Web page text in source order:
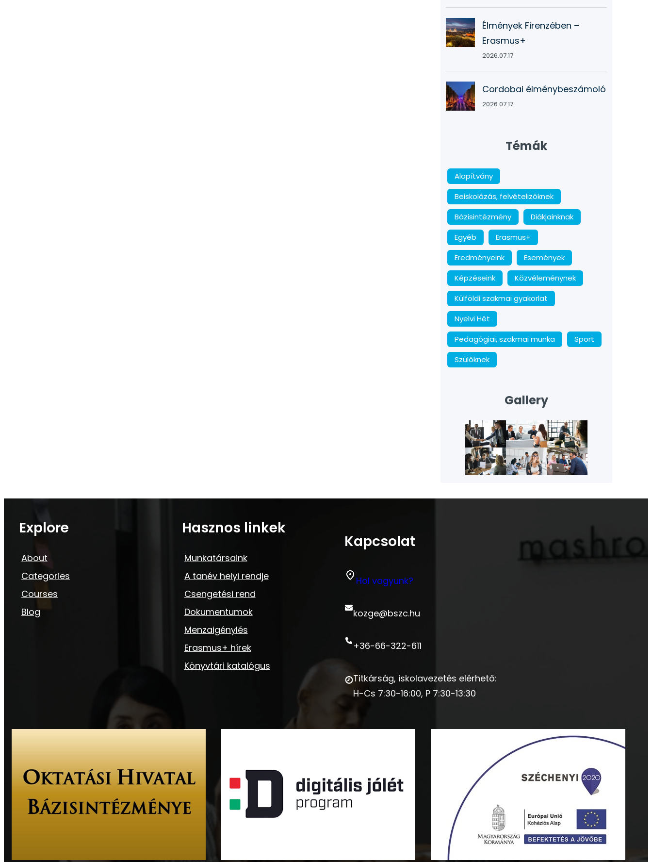
Élmények Firenzében –
Erasmus+
2026.07.17.
Cordobai élménybeszámoló
2026.07.17.
Témák
Alapítvány
Beiskolázás, felvételizőknek
Bázisintézmény
Diákjainknak
Egyéb
Erasmus+
Eredményeink
Események
Képzéseink
Közvéleménynek
Külföldi szakmai gyakorlat
Nyelvi Hét
Pedagógiai, szakmai munka
Sport
Szülőknek
Gallery
Explore
About
Categories
Courses
Blog
Hasznos linkek
Munkatársaink
A tanév helyi rendje
Csengetési rend
Dokumentumok
Menzaigénylés
Erasmus+ hírek
Könyvtári katalógus
Kapcsolat
Hol vagyunk?
kozge@bszc.hu
+36-66-322-611
Titkárság, iskolavezetés elérhető:
H-Cs 7:30-16:00, P 7:30-13:30